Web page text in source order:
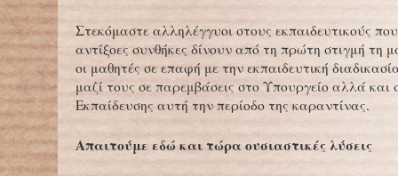
Στεκόμαστε αλληλέγγυοι στους εκπαιδευτικούς
αντίξοες συνθήκες δίνουν από τη πρώτη στιγμή τη
οι μαθητές σε επαφή με την εκπαιδευτική
μαζί τους σε παρεμβάσεις στο Υπουργείο αλλά και
Εκπαίδευσης αυτή την περίοδο της καραντίνας.
Απαιτούμε εδώ και τώρα ουσιαστικές λύσεις